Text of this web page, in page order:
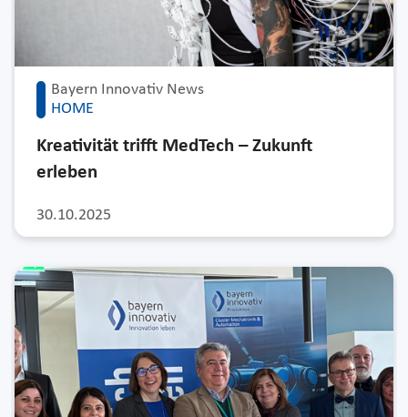
Bayern Innovativ News
HOME
30.10.2025
Kreativität trifft MedTech – Zukunft
erleben